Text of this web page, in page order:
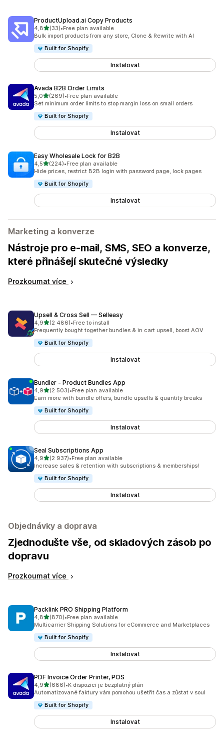
ProductUpload.ai Copy Products
4,8z 5 hvězd
(33)
Celkový počet recenzí: 33
•Free plan available
Bulk import products from any store, Clone & Rewrite with AI
Built for Shopify
Instalovat
Avada B2B Order Limits
5,0z 5 hvězd
(269)
Celkový počet recenzí: 269
•Free plan available
Set minimum order limits to stop margin loss on small orders
Built for Shopify
Instalovat
Easy Wholesale Lock for B2B
4,5z 5 hvězd
(224)
Celkový počet recenzí: 224
•Free plan available
Hide prices, restrict B2B login with password page, lock pages
Built for Shopify
Instalovat
Marketing a konverze
Nástroje pro e-mail, SMS, SEO a konverze,
které přinášejí skutečné výsledky
Prozkoumat více
Upsell & Cross Sell — Selleasy
4,9z 5 hvězd
(2 486)
Celkový počet recenzí: 2486
•Free to install
Frequently bought together bundles & in cart upsell, boost AOV
Built for Shopify
Instalovat
Bundler ‑ Product Bundles App
4,9z 5 hvězd
(2 503)
Celkový počet recenzí: 2503
•Free plan available
Earn more with bundle offers, bundle upsells & quantity breaks
Built for Shopify
Instalovat
Seal Subscriptions App
4,9z 5 hvězd
(2 937)
Celkový počet recenzí: 2937
•Free plan available
Increase sales & retention with subscriptions & memberships!
Built for Shopify
Instalovat
Objednávky a doprava
Zjednodušte vše, od skladových zásob po
dopravu
Prozkoumat více
Packlink PRO Shipping Platform
4,8z 5 hvězd
(870)
Celkový počet recenzí: 870
•Free plan available
Multicarrier Shipping Solutions for eCommerce and Marketplaces
Built for Shopify
Instalovat
PDF Invoice Order Printer, POS
4,9z 5 hvězd
(686)
Celkový počet recenzí: 686
•K dispozici je bezplatný plán
Automatizované faktury vám pomohou ušetřit čas a zůstat v soul
Built for Shopify
Instalovat